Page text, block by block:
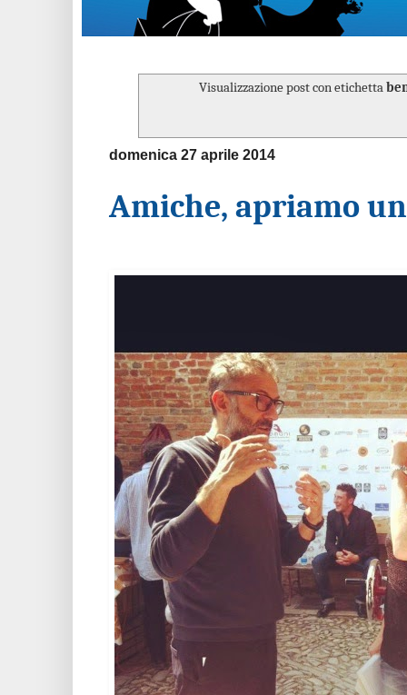
Visualizzazione post con etichetta
domenica 27 aprile 2014
Amiche, apriamo